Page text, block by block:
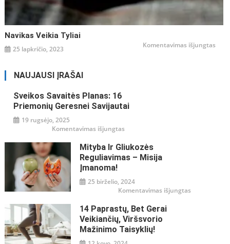
Navikas Veikia Tyliai
25 lapkričio, 2023 Komentavimas išjungtasįraše
NAUJAUSI ĮRAŠAI
Sveikos Savaitės Planas: 16
Priemonių Geresnei Savijautai
19 rugsėjo, 2025
Komentavimas išjungtasįraše
planas:
16
priemonių
Mityba Ir Gliukozės
Reguliavimas – Misija
Įmanoma!
25 birželio, 2024
Komentavimas išjungtasįraše
14 Paprastų, Bet Gerai
Veikiančių, Viršsvorio
Mažinimo Taisyklių!